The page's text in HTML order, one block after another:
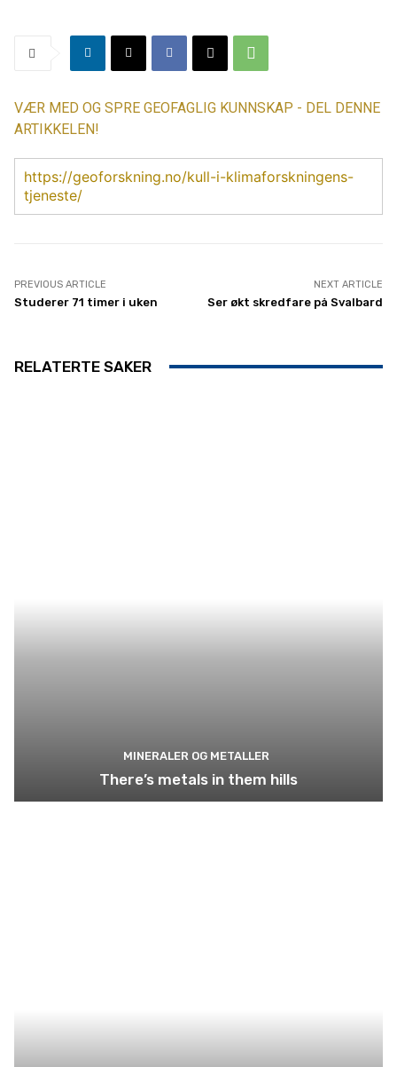
VÆR MED OG SPRE GEOFAGLIG KUNNSKAP - DEL DENNE
ARTIKKELEN!
https://geoforskning.no/kull-i-klimaforskningens-
tjeneste/
PREVIOUS ARTICLE
Studerer 71 timer i uken
NEXT ARTICLE
Ser økt skredfare på Svalbard
RELATERTE SAKER
MINERALER OG METALLER
There’s metals in them hills